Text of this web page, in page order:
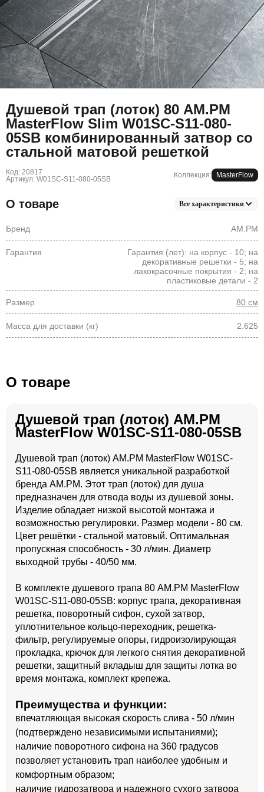
Душевой трап (лоток) 80 AM.PM
MasterFlow Slim W01SC-S11-080-
05SB комбинированный затвор со
стальной матовой решеткой
Код: 20817
Артикул: W01SC-S11-080-05SB
Коллекция: MasterFlow
О товаре Все характеристики
Бренд AM.PM
Гарантия
Гарантия (лет): на корпус - 10; на
декоративные решетки - 5; на
лакокрасочные покрытия - 2; на
пластиковые детали - 2
Размер 80 см
Масса для доставки (кг) 2.625
О товаре
Душевой трап (лоток) AM.PM
MasterFlow W01SC-S11-080-05SB
Душевой трап (лоток) AM.PM MasterFlow W01SC-
S11-080-05SB является уникальной разработкой
бренда AM.PM. Этот трап (лоток) для душа
предназначен для отвода воды из душевой зоны.
Изделие обладает низкой высотой монтажа и
возможностью регулировки. Размер модели - 80 см.
Цвет решётки - стальной матовый. Оптимальная
пропускная способность - 30 л/мин. Диаметр
выходной трубы - 40/50 мм.
В комплекте душевого трапа 80 AM.PM MasterFlow
W01SC-S11-080-05SB: корпус трапа, декоративная
решетка, поворотный сифон, сухой затвор,
уплотнительное кольцо-переходник, решетка-
фильтр, регулируемые опоры, гидроизолирующая
прокладка, крючок для легкого снятия декоративной
решетки, защитный вкладыш для защиты лотка во
время монтажа, комплект крепежа.
Преимущества и функции:
впечатляющая высокая скорость слива - 50 л/мин
(подтверждено независимыми испытаниями);
наличие поворотного сифона на 360 градусов
позволяет установить трап наиболее удобным и
комфортным образом;
наличие гидрозатвора и надежного сухого затвора